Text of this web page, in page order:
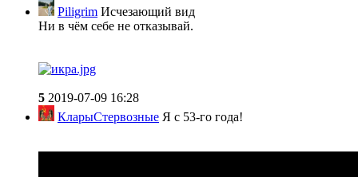
Piligrim Исчезающий вид
Ни в чём себе не отказывай.
5 2019-07-09 16:28
КларыСтервозные Я с 53-го года!